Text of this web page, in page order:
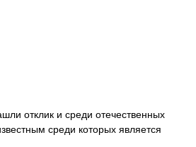
отклик и среди отечественных
среди которых является